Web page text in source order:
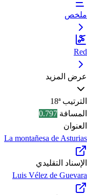
ملخص
Red
عرض المزيد
الترتيب 18ª
المسافة 0.797
العنوان
La montañesa de Asturias
الإسناد التقليدي
Luis Vélez de Guevara